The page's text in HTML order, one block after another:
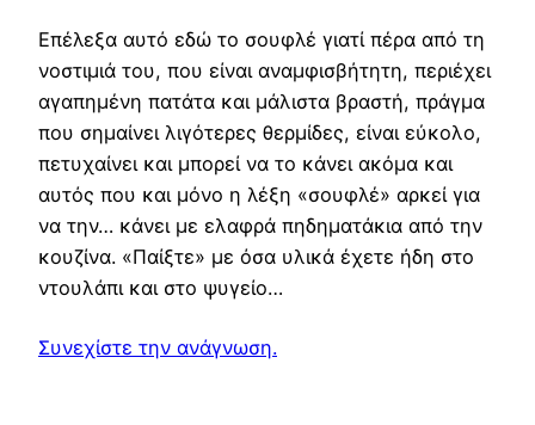
Επέλεξα αυτό εδώ το σουφλέ γιατί πέρα από τη
νοστιμιά του, που είναι αναμφισβήτητη, περιέχει
αγαπημένη πατάτα και μάλιστα βραστή, πράγμα
που σημαίνει λιγότερες θερμίδες, είναι εύκολο,
πετυχαίνει και μπορεί να το κάνει ακόμα και
αυτός που και μόνο η λέξη «σουφλέ» αρκεί για
να την… κάνει με ελαφρά πηδηματάκια από την
κουζίνα. «Παίξτε» με όσα υλικά έχετε ήδη στο
ντουλάπι και στο ψυγείο…
Συνεχίστε την ανάγνωση.